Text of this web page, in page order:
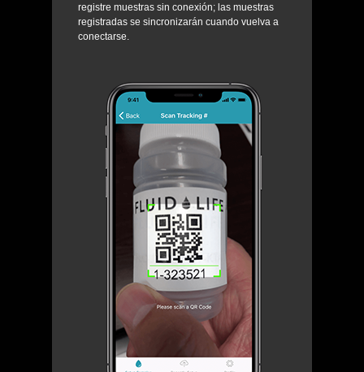
registre muestras sin conexión; las muestras
registradas se sincronizarán cuando vuelva a
conectarse.